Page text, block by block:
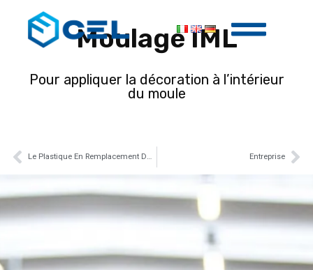
Moulage IML
Pour appliquer la décoration à l’intérieur
du moule
Le Plastique En Remplacement Du Métal (Metal Replacement) Entreprise